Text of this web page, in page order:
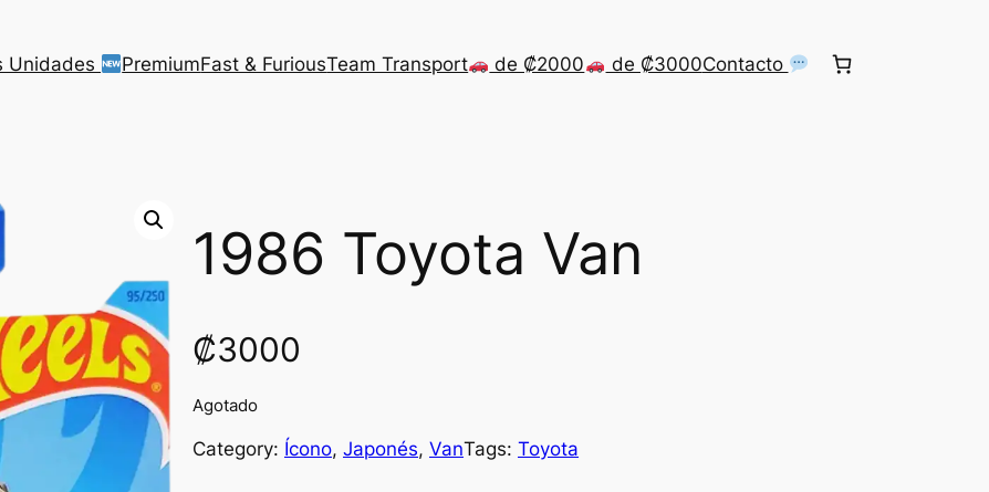
Unidades PremiumFast & FuriousTeam Transport de ₡2000 de ₡3000Contacto
1986 Toyota Van
₡3000
Agotado
Category: Ícono, Japonés, VanTags: Toyota